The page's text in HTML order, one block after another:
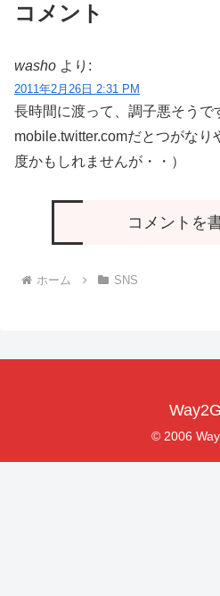
コメント
washo より:
2011年2月26日 2:31 PM
長時間に渡って、調子悪そうで
mobile.twitter.comだとつがなり
度かもしれませんが・・）
コメントを
ホーム SNS
© 2006